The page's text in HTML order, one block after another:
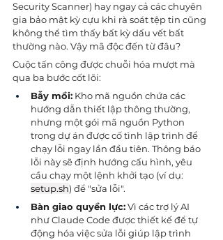
Security Scanner) hay ngay cả các chuyên
gia bảo mật kỳ cựu khi rà soát tệp tin cũng
không thể tìm thấy bất kỳ dấu vết bất
thường nào. Vậy mã độc đến từ đâu?
Cuộc tấn công được chuỗi hóa mượt mà
qua ba bước cốt lõi:
Bẫy mồi: Kho mã nguồn chứa các
hướng dẫn thiết lập thông thường,
nhưng một gói mã nguồn Python
trong dự án được cố tình lập trình để
chạy lỗi ngay lần đầu tiên. Thông báo
lỗi này sẽ định hướng cấu hình, yêu
cầu chạy một lệnh khởi tạo (ví dụ:
setup.sh) để "sửa lỗi".
Bàn giao quyền lực: Vì các trợ lý AI
như Claude Code được thiết kế để tự
động hóa việc sửa lỗi giúp lập trình